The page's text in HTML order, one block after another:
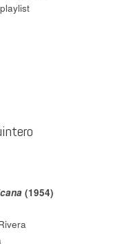
(1954)